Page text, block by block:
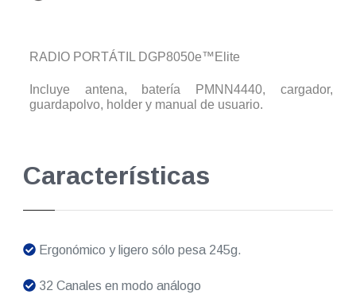
RADIO PORTÁTIL DGP8050e™Elite
Incluye antena, batería PMNN4440, cargador,
guardapolvo, holder y manual de usuario.
Características
Ergonómico y ligero sólo pesa 245g.
32 Canales en modo análogo